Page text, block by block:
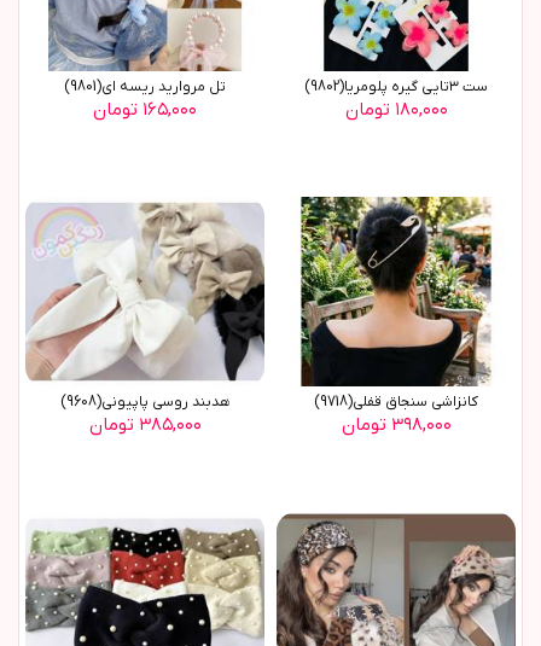
ست ٣تایی گیره پلومریا(9802)
۱۸۰,۰۰۰ تومان
تل مروارید ریسه ای(9801)
۱۶۵,۰۰۰ تومان
کانزاشی سنجاق قفلی(9718)
۳۹۸,۰۰۰ تومان
هدبند روسي پاپيوني(9608)
۳۸۵,۰۰۰ تومان